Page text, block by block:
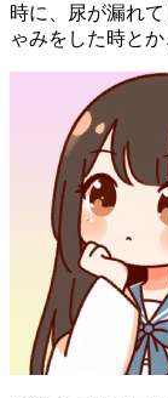
時に、尿が漏れ
ゃみをした時と